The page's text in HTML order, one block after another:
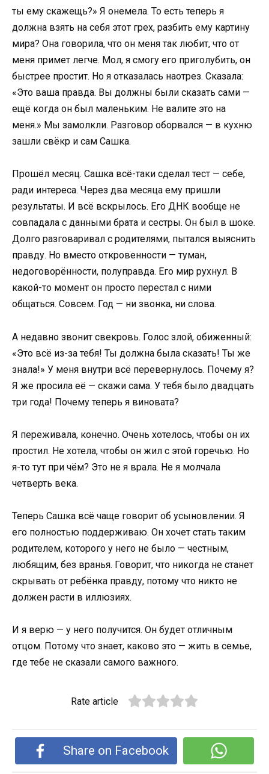
ты ему скажещь?» Я онемела. То есть теперь я
должна взять на себя этот грех, разбить ему картину
мира? Она говорила, что он меня так любит, что от
меня примет легче. Мол, я смогу его приголубить, он
быстрее простит. Но я отказалась наотрез. Сказала:
«Это ваша правда. Вы должны были сказать сами —
ещё когда он был маленьким. Не валите это на
меня.» Мы замолкли. Разговор оборвался — в кухню
зашли свёкр и сам Сашка.
Прошёл месяц. Сашка всё-таки сделал тест — себе,
ради интереса. Через два месяца ему пришли
результаты. И всё вскрылось. Его ДНК вообще не
совпадала с данными брата и сестры. Он был в шоке.
Долго разговаривал с родителями, пытался выяснить
правду. Но вместо откровенности — туман,
недоговорённости, полуправда. Его мир рухнул. В
какой-то момент он просто перестал с ними
общаться. Совсем. Год — ни звонка, ни слова.
А недавно звонит свекровь. Голос злой, обиженный:
«Это всё из-за тебя! Ты должна была сказать! Ты же
знала!» У меня внутри всё перевернулось. Почему я?
Я же просила её — скажи сама. У тебя было двадцать
три года! Почему теперь я виновата?
Я переживала, конечно. Очень хотелось, чтобы он их
простил. Не хотела, чтобы он жил с этой горечью. Но
я-то тут при чём? Это не я врала. Не я молчала
четверть века.
Теперь Сашка всё чаще говорит об усыновлении. Я
его полностью поддерживаю. Он хочет стать таким
родителем, которого у него не было — честным,
любящим, без вранья. Говорит, что никогда не станет
скрывать от ребёнка правду, потому что никто не
должен расти в иллюзиях.
И я верю — у него получится. Он будет отличным
отцом. Потому что знает, каково это — жить в семье,
где тебе не сказали самого важного.
Rate article
Share on Facebook